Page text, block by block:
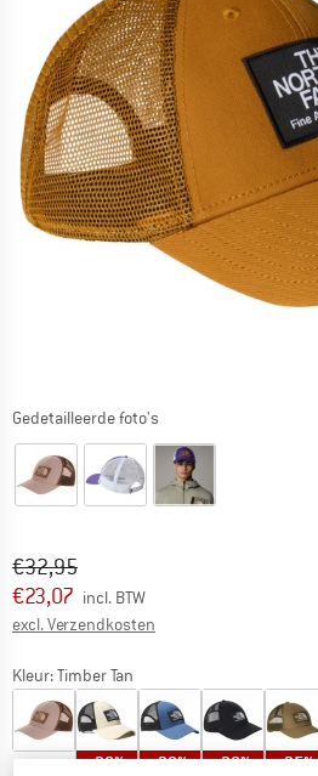
Gedetailleerde foto's
Oorspronkelijke prijs :
€32,95
Prijs:
€23,07 incl. BTW
excl. Verzendkosten
Kleur:Timber Tan
-20% -20% -20% -25%